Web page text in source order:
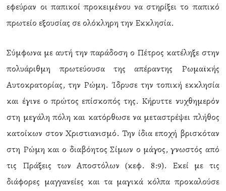
εφεύραν οι παπικοί προκειμένου να στηρίξει το παπικό
πρωτείο εξουσίας σε ολόκληρη την Εκκλησία.
Σύμφωνα με αυτή την παράδοση ο Πέτρος κατέληξε στην
πολυάριθμη πρωτεύουσα της απέραντης Ρωμαϊκής
Αυτοκρατορίας, την Ρώμη. Ίδρυσε την τοπική εκκλησία
και έγινε ο πρώτος επίσκοπός της. Κήρυττε νυχθημερόν
στη μεγάλη πόλη και κατόρθωσε να μεταστρέψει πλήθος
κατοίκων στον Χριστιανισμό. Την ίδια εποχή βρισκόταν
στη Ρώμη και ο διαβόητος Σίμων ο μάγος, γνωστός από
τις Πράξεις των Αποστόλων (κεφ. 8:9). Εκεί με τις
διάφορες μαγγανείες και τα μαγικά κόλπα προκαλούσε